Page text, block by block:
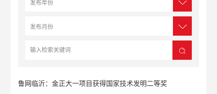
鲁网临沂：金正大一项目获得国家技术发明二等奖